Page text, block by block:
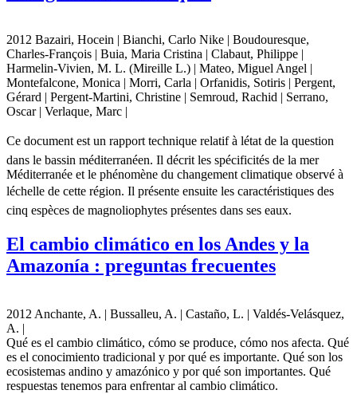
2012 Bazairi, Hocein | Bianchi, Carlo Nike | Boudouresque,
Charles-François | Buia, Maria Cristina | Clabaut, Philippe |
Harmelin-Vivien, M. L. (Mireille L.) | Mateo, Miguel Angel |
Montefalcone, Monica | Morri, Carla | Orfanidis, Sotiris | Pergent,
Gérard | Pergent-Martini, Christine | Semroud, Rachid | Serrano,
Oscar | Verlaque, Marc |
Ce document est un rapport technique relatif à létat de la question
dans le bassin méditerranéen. Il décrit les spécificités de la mer
Méditerranée et le phénomène du changement climatique observé à
léchelle de cette région. Il présente ensuite les caractéristiques des
cinq espèces de magnoliophytes présentes dans ses eaux.
El cambio climático en los Andes y la
Amazonía : preguntas frecuentes
2012 Anchante, A. | Bussalleu, A. | Castaño, L. | Valdés-Velásquez,
A. |
Qué es el cambio climático, cómo se produce, cómo nos afecta. Qué
es el conocimiento tradicional y por qué es importante. Qué son los
ecosistemas andino y amazónico y por qué son importantes. Qué
respuestas tenemos para enfrentar al cambio climático.